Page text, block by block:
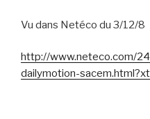
Vu dans Netéco du 3/12/8
http://www.neteco.com/
dailymotion-